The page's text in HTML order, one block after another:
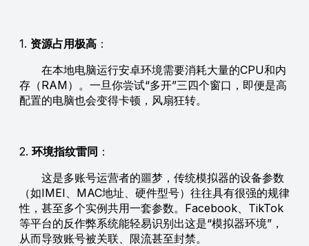
1. 资源占用极高 ：
在本地电脑运行安卓环境需要消耗大量的CPU和内
存（RAM）。一旦你尝试“多开”三四个窗口，即便是高
配置的电脑也会变得卡顿，风扇狂转。
2. 环境指纹雷同 ：
这是多账号运营者的噩梦，传统模拟器的设备参数
（如IMEI、MAC地址、硬件型号）往往具有很强的规律
性，甚至多个实例共用一套参数。Facebook、TikTok
等平台的反作弊系统能轻易识别出这是“模拟器环境”，
从而导致账号被关联、限流甚至封禁。